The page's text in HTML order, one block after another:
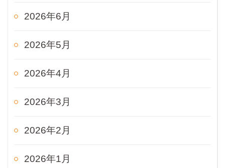
2026年6月
2026年5月
2026年4月
2026年3月
2026年2月
2026年1月